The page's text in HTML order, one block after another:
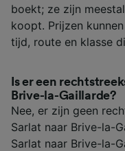
boekt; ze zijn
koopt. Prijzen
tijd, route en klasse
Is er een
Brive-la-Gaillarde?
Nee, er zijn geen
Sarlat naar Brive-la-
Sarlat naar Brive-la-